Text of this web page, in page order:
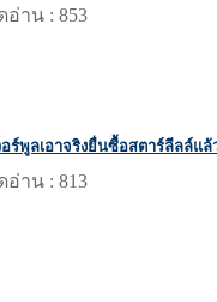
อ่าน : 853
อร์พูลเอาจริงยื่นซื้อสตาร์ลีลล์แล้
อ่าน : 813